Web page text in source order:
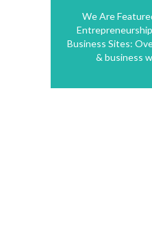
We Are
Business Sites:
& business